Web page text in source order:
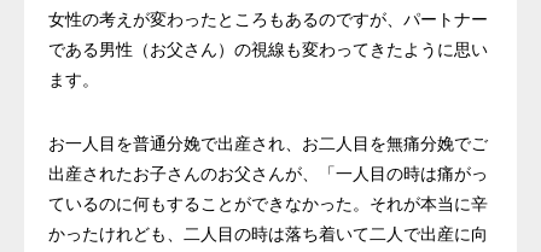
女性の考えが変わったところもあるのですが、パートナー
である男性（お父さん）の視線も変わってきたように思い
ます。
お一人目を普通分娩で出産され、お二人目を無痛分娩でご
出産されたお子さんのお父さんが、「一人目の時は痛がっ
ているのに何もすることができなかった。それが本当に辛
かったけれども、二人目の時は落ち着いて二人で出産に向